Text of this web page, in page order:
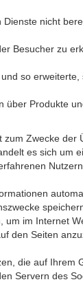
nicht
Besucher zu
so
über Produkte
Zwecke der
es sich um
um im Internet
den Seiten
die auf Ihrem
Servern des